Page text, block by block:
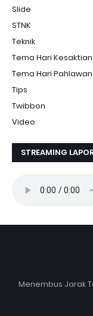
Slide
STNK
Teknik
Tema Hari
Tema Hari Pahlawan
Tips
Twibbon
Video
STREAMING
Menembus Jarak